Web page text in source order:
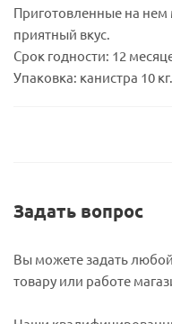
Приготовленные на
приятный вкус.
Срок годности: 12
Упаковка: канистра 10 кг.
Задать вопрос
Вы можете задать
товару или работе